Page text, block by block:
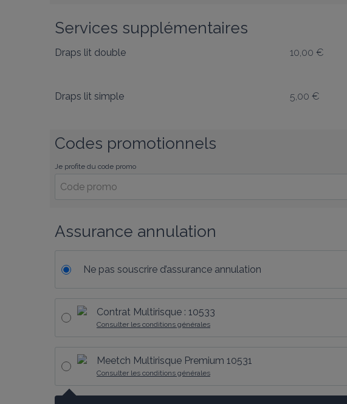
Services supplémentaires
Draps lit double 10,00 €
Draps lit simple 5,00 €
Codes promotionnels
Je profite du code promo
Assurance annulation
Ne pas souscrire d’assurance annulation
Contrat Multirisque : 10533
Consulter les conditions générales
Meetch Multirisque Premium 10531
Consulter les conditions générales